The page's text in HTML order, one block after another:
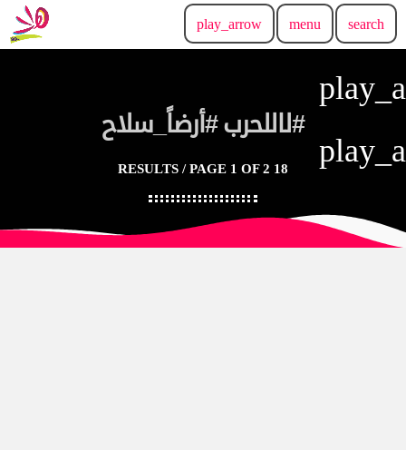
search
menu
play_arrow
#لاللحرب #أرضاً_سلاح
18 RESULTS / PAGE 1 OF 2